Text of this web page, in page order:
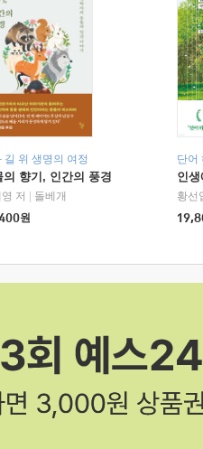
길 위 생명의 여정
의 향기, 인간의 풍경
저
돌베개
원
단어
인
황선